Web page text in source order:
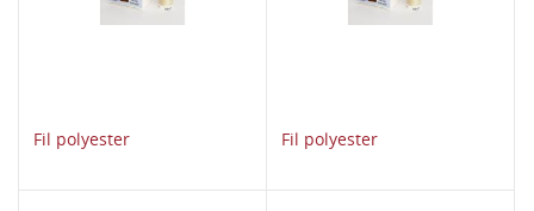
Fil polyester Fil polyester